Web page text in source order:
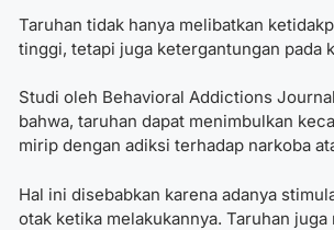
Taruhan tidak hanya melibatkan
tinggi, tetapi juga ketergantungan pada
Studi oleh Behavioral Addictions
bahwa, taruhan dapat menimbulkan
mirip dengan adiksi terhadap narkoba
Hal ini disebabkan karena adanya
otak ketika melakukannya. Taruhan juga